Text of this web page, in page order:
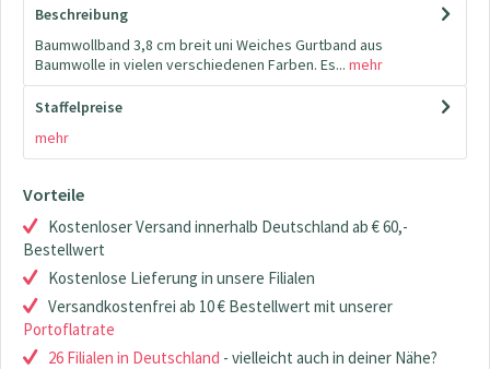
Beschreibung
Baumwollband 3,8 cm breit uni Weiches Gurtband aus
Baumwolle in vielen verschiedenen Farben. Es... mehr
Staffelpreise
mehr
Vorteile
Kostenloser Versand innerhalb Deutschland ab € 60,-
Bestellwert
Kostenlose Lieferung in unsere Filialen
Versandkostenfrei ab 10 € Bestellwert mit unserer
Portoflatrate
26 Filialen in Deutschland - vielleicht auch in deiner Nähe?